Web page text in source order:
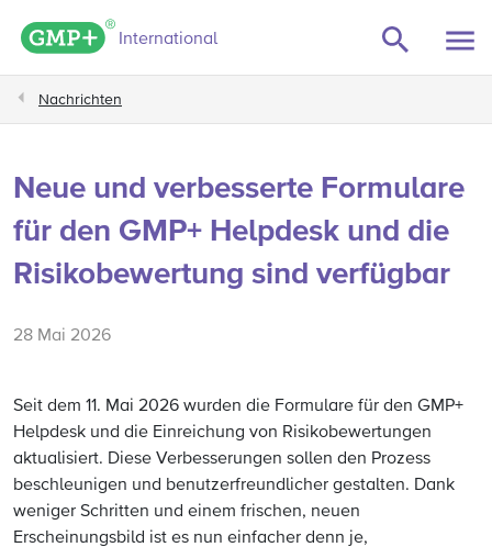
GMP+ logo
International
Nachrichten
Neue und verbesserte Formulare
für den GMP+ Helpdesk und die
Risikobewertung sind verfügbar
28 Mai 2026
Seit dem 11. Mai 2026 wurden die Formulare für den GMP+
Helpdesk und die Einreichung von Risikobewertungen
aktualisiert. Diese Verbesserungen sollen den Prozess
beschleunigen und benutzerfreundlicher gestalten. Dank
weniger Schritten und einem frischen, neuen
Erscheinungsbild ist es nun einfacher denn je,